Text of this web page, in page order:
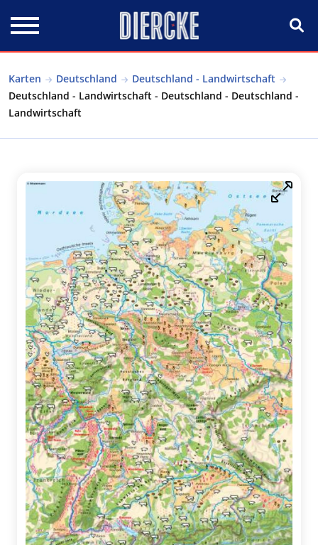
Karten Deutschland
Deutschland - Landwirtschaft
Deutschland - Landwirtschaft - Deutschland - Deutschland -
Landwirtschaft